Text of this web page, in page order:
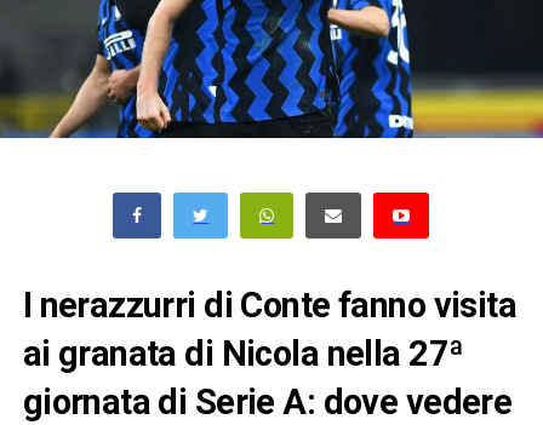
I nerazzurri di Conte fanno visita
ai granata di Nicola nella 27ª
giornata di Serie A: dove vedere